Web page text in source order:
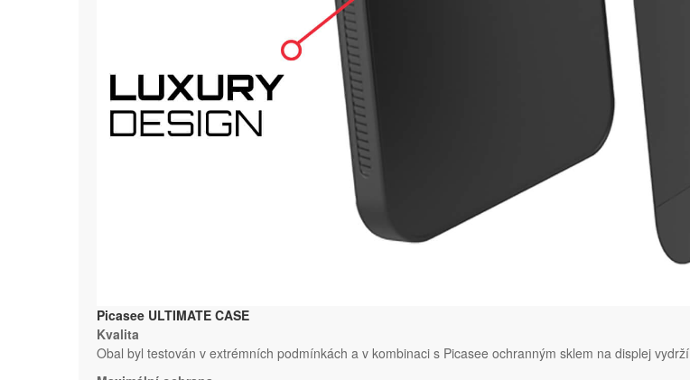
Picasee ULTIMATE CASE
Kvalita
Obal byl testován v extrémních podmínkách a v kombinaci s Picasee ochranným sklem na displej vydrží